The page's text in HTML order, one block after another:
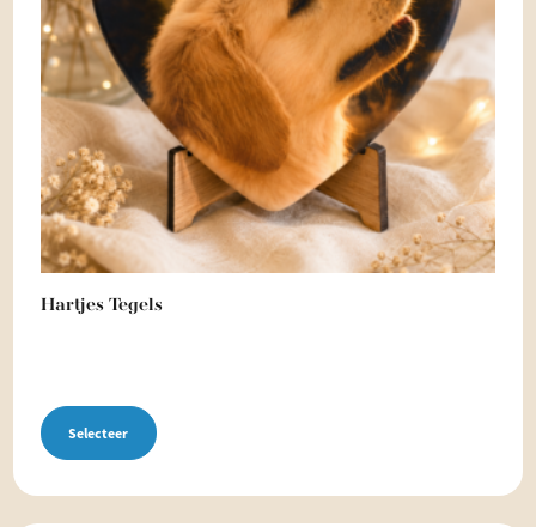
Hartjes Tegels
Selecteer